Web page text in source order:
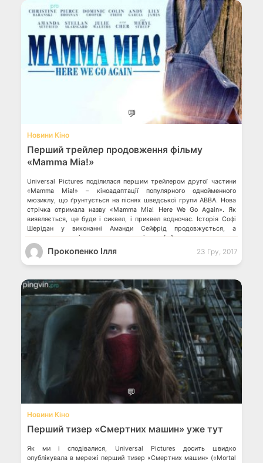
💬
Новини Кіно
Перший трейлер продовження фільму
«Mamma Mia!»
Universal Pictures поділилася першим трейлером другої частини
«Mamma Mia!» – кіноадаптації популярного однойменного
мюзиклу, що ґрунтується на піснях шведської групи ABBA. Нова
стрічка отримала назву «Mamma Mia! Here We Go Again». Як
виявляється, це буде і сиквел, і приквел водночас. Історія Софі
Шерідан у виконанні Аманди Сейфрід продовжується, а
паралельно ми дізнаємося про молоді роки […]
Прокопенко Ілля 23 Гру, 2017
💬
Новини Кіно
Перший тизер «Смертних машин» уже тут
Як ми і сподівалися, Universal Pictures досить швидко
опублікувала в мережі перший тизер «Смертних машин» («Mortal